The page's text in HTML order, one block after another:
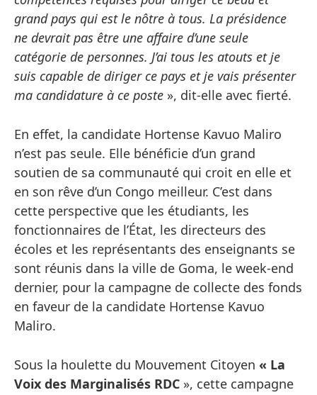
grand pays qui est le nôtre à tous. La présidence
ne devrait pas être une affaire d’une seule
catégorie de personnes. J’ai tous les atouts et je
suis capable de diriger ce pays et je vais présenter
ma candidature à ce poste », dit-elle avec fierté.
En effet, la candidate Hortense Kavuo Maliro
n’est pas seule. Elle bénéficie d’un grand
soutien de sa communauté qui croit en elle et
en son rêve d’un Congo meilleur. C’est dans
cette perspective que les étudiants, les
fonctionnaires de l’État, les directeurs des
écoles et les représentants des enseignants se
sont réunis dans la ville de Goma, le week-end
dernier, pour la campagne de collecte des fonds
en faveur de la candidate Hortense Kavuo
Maliro.
Sous la houlette du Mouvement Citoyen « La
Voix des Marginalisés RDC », cette campagne